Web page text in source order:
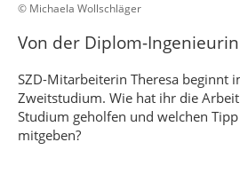
© Michaela Wollschläger
Von der Diplom-
SZD-Mitarbeiterin Theresa beginnt
Zweitstudium. Wie hat ihr die
Studium geholfen und welchen
mitgeben?